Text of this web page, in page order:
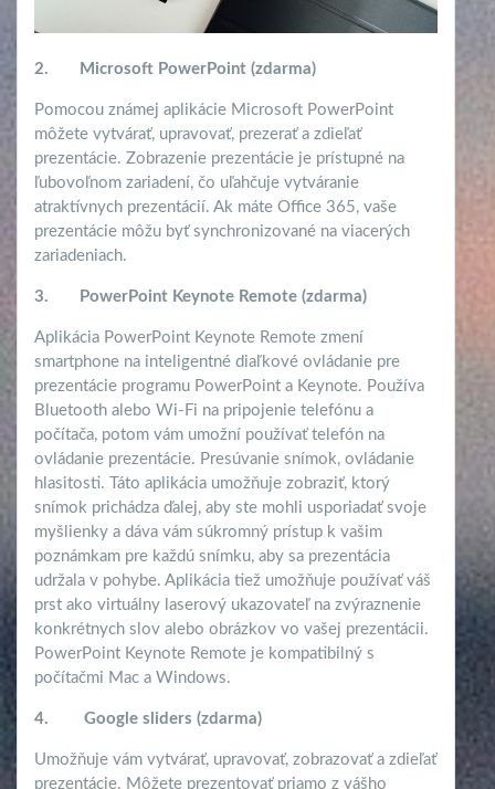
2. Microsoft PowerPoint (zdarma)
Pomocou známej aplikácie Microsoft PowerPoint
môžete vytvárať, upravovať, prezerať a zdieľať
prezentácie. Zobrazenie prezentácie je prístupné na
ľubovoľnom zariadení, čo uľahčuje vytváranie
atraktívnych prezentácií. Ak máte Office 365, vaše
prezentácie môžu byť synchronizované na viacerých
zariadeniach.
3. PowerPoint Keynote Remote (zdarma)
Aplikácia PowerPoint Keynote Remote zmení
smartphone na inteligentné diaľkové ovládanie pre
prezentácie programu PowerPoint a Keynote. Používa
Bluetooth alebo Wi-Fi na pripojenie telefónu a
počítača, potom vám umožní používať telefón na
ovládanie prezentácie. Presúvanie snímok, ovládanie
hlasitosti. Táto aplikácia umožňuje zobraziť, ktorý
snímok prichádza ďalej, aby ste mohli usporiadať svoje
myšlienky a dáva vám súkromný prístup k vašim
poznámkam pre každú snímku, aby sa prezentácia
udržala v pohybe. Aplikácia tiež umožňuje používať váš
prst ako virtuálny laserový ukazovateľ na zvýraznenie
konkrétnych slov alebo obrázkov vo vašej prezentácii.
PowerPoint Keynote Remote je kompatibilný s
počítačmi Mac a Windows.
4. Google sliders (zdarma)
Umožňuje vám vytvárať, upravovať, zobrazovať a zdieľať
prezentácie. Môžete prezentovať priamo z vášho